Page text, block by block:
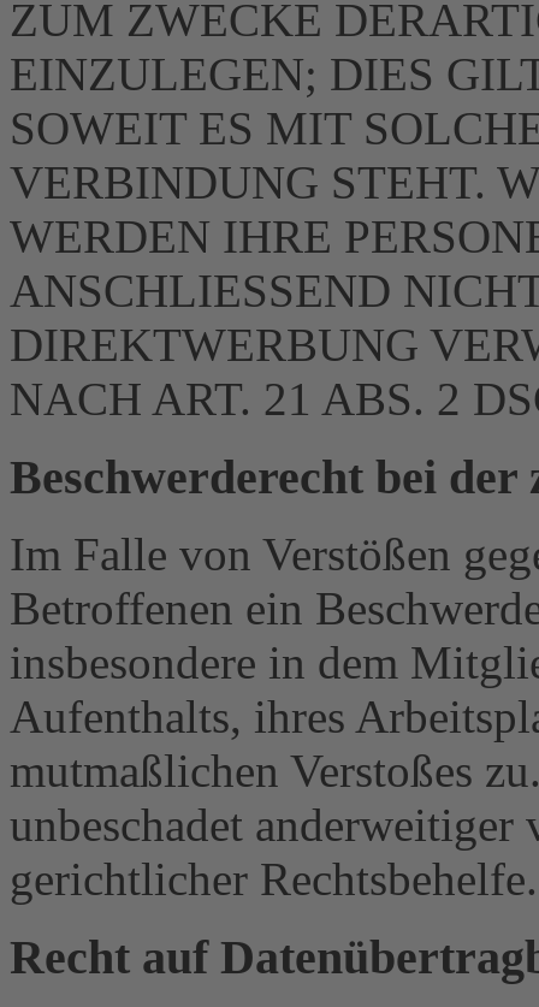
ZUM ZWECKE
EINZULEGEN; DIES
SOWEIT ES MIT
VERBINDUNG STEHT.
WERDEN IHRE
ANSCHLIESSEND
DIREKTWERBUNG
NACH ART. 21 ABS. 2
Beschwerde­recht bei
Im Falle von Verstößen
Betroffenen ein
insbesondere in dem
Aufenthalts, ihres
mutmaßlichen Verstoßes
unbeschadet
gerichtlicher Rechtsbehelfe.
Recht auf